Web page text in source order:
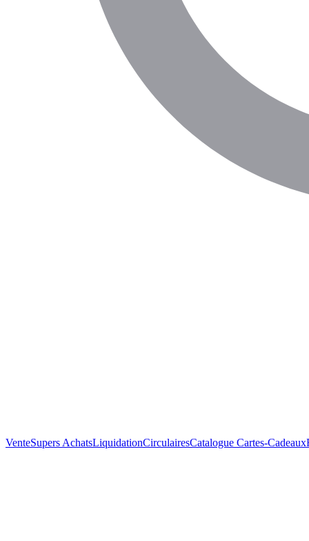
VenteSupers AchatsLiquidationCirculairesCatalogue Cartes-Cadeaux